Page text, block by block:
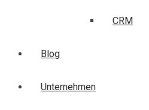
CRM
Blog
Unternehmen